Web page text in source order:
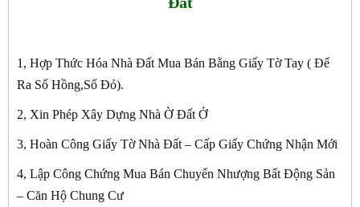
1, Hợp Thức Hóa Nhà Đất Mua Bán Bằng Giấy Tờ Tay ( Để
Ra Sổ Hồng,Sổ Đỏ).
2, Xin Phép Xây Dựng Nhà Ờ Đất Ở
3, Hoàn Công Giấy Tờ Nhà Đất – Cấp Giấy Chứng Nhận Mới
4, Lập Công Chứng Mua Bán Chuyển Nhượng Bất Động Sản
– Căn Hộ Chung Cư